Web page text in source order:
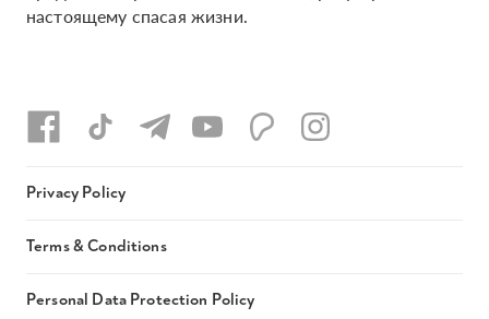
настоящему спасая жизни.
Privacy Policy
Terms & Conditions
Personal Data Protection Policy